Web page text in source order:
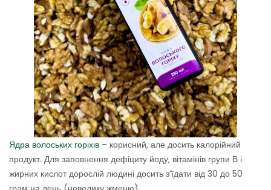
Ядра волоських горіхів – корисний, але досить калорійний
продукт. Для заповнення дефіциту йоду, вітамінів групи В і
жирних кислот дорослій людині досить з’їдати від 30 до 50